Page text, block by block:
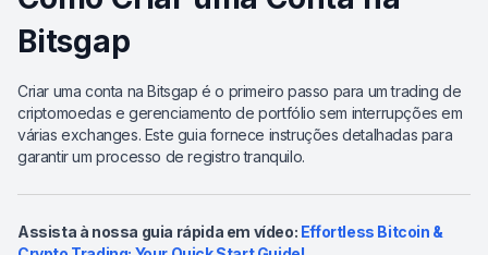
Bitsgap
Criar uma conta na Bitsgap é o primeiro passo para um trading de
criptomoedas e gerenciamento de portfólio sem interrupções em
várias exchanges. Este guia fornece instruções detalhadas para
garantir um processo de registro tranquilo.
Assista à nossa guia rápida em vídeo: Effortless Bitcoin &